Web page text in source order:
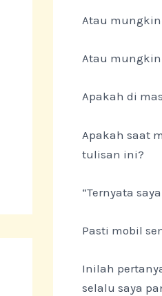
Atau
Atau
Apakah di
Apakah saat
tulisan ini?
“Ternyata
Pasti mobil
Inilah
selalu saya